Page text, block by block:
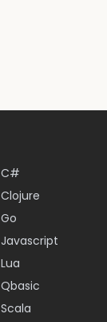
C#
Clojure
Go
Javascript
Lua
Qbasic
Scala